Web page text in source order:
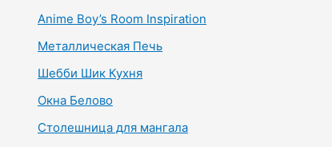
Anime Boy’s Room Inspiration
Металлическая Печь
Шебби Шик Кухня
Окна Белово
Столешница для мангала